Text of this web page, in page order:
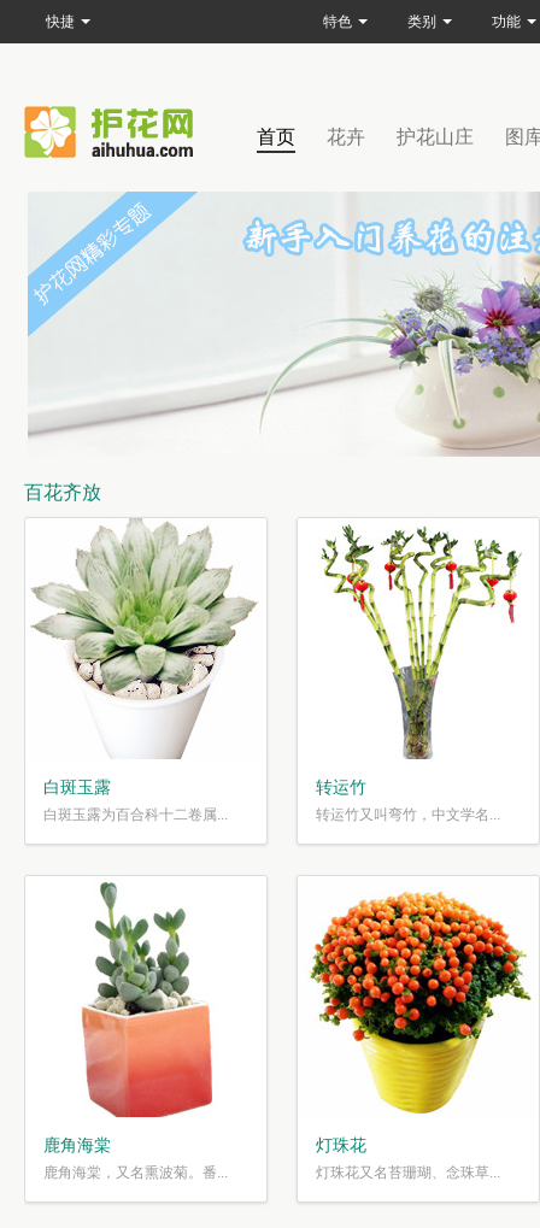
首页 花卉 护花山庄 图
百花齐放
白斑玉露
白斑玉露为百合科十二卷属...
转运竹
转运竹又叫弯竹，中文学名...
鹿角海棠
鹿角海棠，又名熏波菊。番...
灯珠花
灯珠花又名苔珊瑚、念珠草...
快捷 特色 类别 功能